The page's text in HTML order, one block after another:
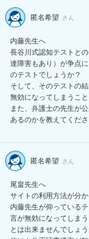
匿名希望 さん
内藤先生へ
長谷川式認知テストと
達障害もあり）が争点
のテストでしょうか？
そして、そのテストの
無効になってしまうこ
また、弁護士の先生が
あるのかを教えてくださ
匿名希望 さん
尾畠先生へ
サイトの利用方法が分
内藤先生が仰っている
言が無効になってしま
とは出来ませんでしょう